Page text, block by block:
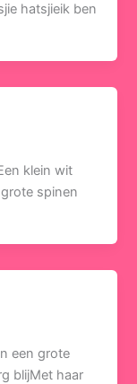
hatsjieik ben
klein wit
spinen
een grote
blijMet haar